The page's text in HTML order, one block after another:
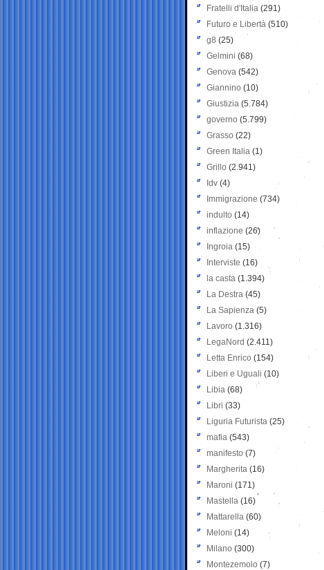
Fratelli d'Italia (291)
Futuro e Libertà (510)
g8 (25)
Gelmini (68)
Genova (542)
Giannino (10)
Giustizia (5.784)
governo (5.799)
Grasso (22)
Green Italia (1)
Grillo (2.941)
Idv (4)
Immigrazione (734)
indulto (14)
inflazione (26)
Ingroia (15)
Interviste (16)
la casta (1.394)
La Destra (45)
La Sapienza (5)
Lavoro (1.316)
LegaNord (2.411)
Letta Enrico (154)
Liberi e Uguali (10)
Libia (68)
Libri (33)
Liguria Futurista (25)
mafia (543)
manifesto (7)
Margherita (16)
Maroni (171)
Mastella (16)
Mattarella (60)
Meloni (14)
Milano (300)
Montezemolo (7)